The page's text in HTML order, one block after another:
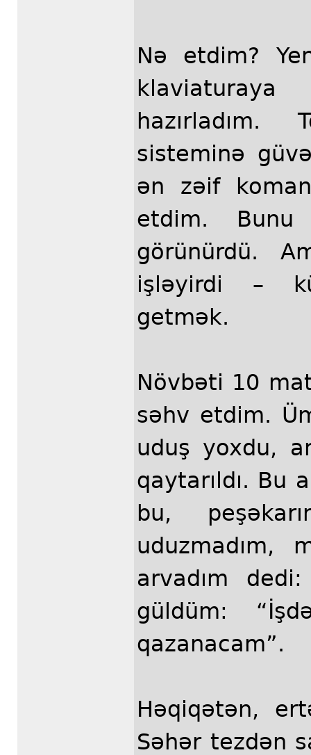
Nə etdim?
hazırladım.
sisteminə
ən zəif
etdim.
görünürdü.
işləyirdi –
getmək.
Növbəti 10
səhv etdim.
uduş yoxdu,
qaytarıldı. Bu
bu,
uduzmadım,
arvadım
güldüm:
qazanacam”.
Həqiqətən,
Səhər tezdən